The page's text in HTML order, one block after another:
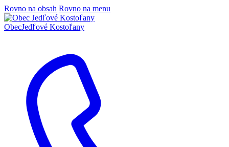
Rovno na obsah Rovno na menu
ObecJedľové Kostoľany